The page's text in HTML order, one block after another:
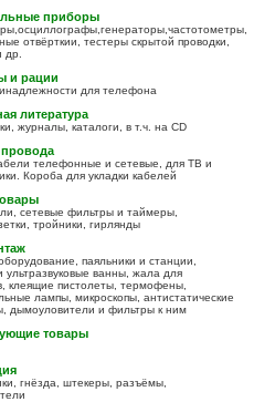
приборы
отвёрткии, тестеры скрытой проводки,
др.
и рации
для телефона
литература
журналы, каталоги, в т.ч. на CD
телефонные и сетевые, для ТВ и
Короба для укладки кабелей
сетевые фильтры и таймеры,
тройники, гирлянды
паяльники и станции,
ультразвуковые ванны, жала для
клеящие пистолеты, термофены,
лампы, микроскопы, антистатические
дымоуловители и фильтры к ним
товары
гнёзда, штекеры, разъёмы,